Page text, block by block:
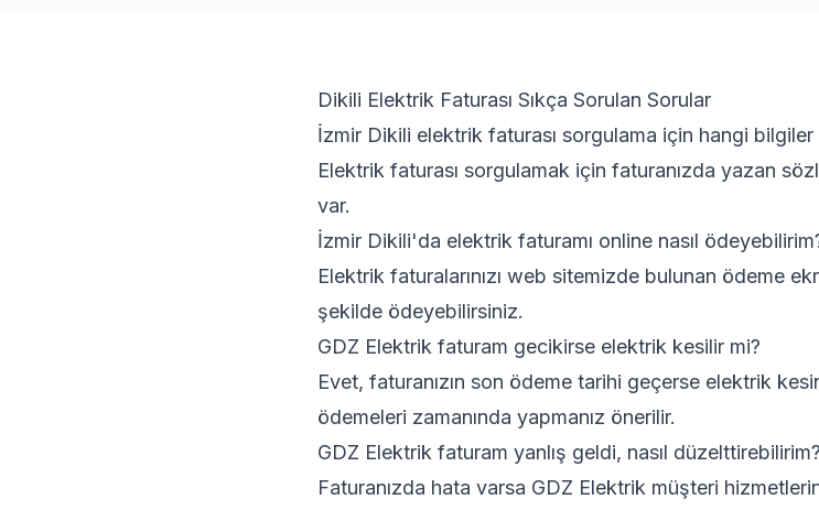
Dikili Elektrik Faturası Sıkça Sorulan Sorular
İzmir Dikili elektrik faturası sorgulama için hangi bilgiler
Elektrik faturası sorgulamak için faturanızda yazan
var.
İzmir Dikili'da elektrik faturamı online nasıl
Elektrik faturalarınızı web sitemizde bulunan ödeme
şekilde ödeyebilirsiniz.
GDZ Elektrik faturam gecikirse elektrik kesilir mi?
Evet, faturanızın son ödeme tarihi geçerse elektrik
ödemeleri zamanında yapmanız önerilir.
GDZ Elektrik faturam yanlış geldi, nasıl düzelttirebilirim?
Faturanızda hata varsa GDZ Elektrik müşteri